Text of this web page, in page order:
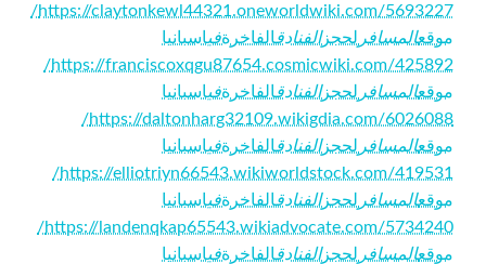
https://claytonkewl44321.oneworldwiki.com/5693227/
موقعالمسافر لحجزالفنادقالفاخرةفياسبانيا
https://franciscoxqgu87654.cosmicwiki.com/425892/
موقعالمسافر لحجزالفنادقالفاخرةفياسبانيا
https://daltonharg32109.wikigdia.com/6026088/
موقعالمسافر لحجزالفنادقالفاخرةفياسبانيا
https://elliotriyn66543.wikiworldstock.com/419531/
موقعالمسافر لحجزالفنادقالفاخرةفياسبانيا
https://landenqkap65543.wikiadvocate.com/5734240/
موقعالمسافر لحجزالفنادقالفاخرةفياسبانيا